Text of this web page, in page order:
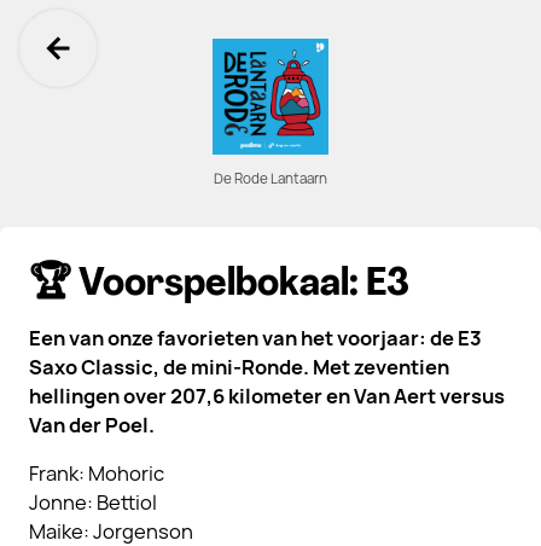
Ga terug
De Rode Lantaarn
🏆 Voorspelbokaal: E3
Een van onze favorieten van het voorjaar: de E3
Saxo Classic, de mini-Ronde. Met zeventien
hellingen over 207,6 kilometer en Van Aert versus
Van der Poel.
Frank: Mohoric
Jonne: Bettiol
Maike: Jorgenson